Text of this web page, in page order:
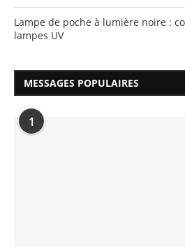
Lampe de poche à lumière noire :
lampes UV
MESSAGES POPULAIRES
1